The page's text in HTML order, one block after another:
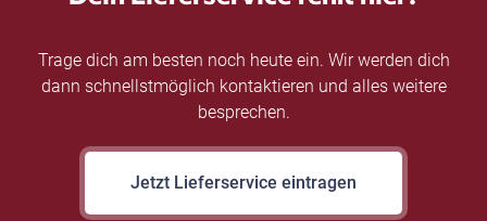
Trage dich am besten noch heute ein. Wir werden dich
dann schnellstmöglich kontaktieren und alles weitere
besprechen.
Jetzt Lieferservice eintragen